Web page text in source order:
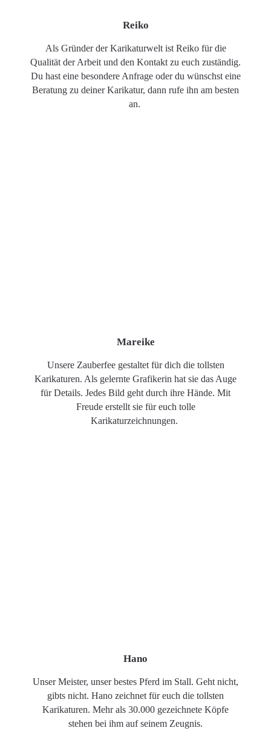
Reiko
Als Gründer der Karikaturwelt ist Reiko für die
Qualität der Arbeit und den Kontakt zu euch zuständig.
Du hast eine besondere Anfrage oder du wünschst eine
Beratung zu deiner Karikatur, dann rufe ihn am besten
an.
Mareike
Unsere Zauberfee gestaltet für dich die tollsten
Karikaturen. Als gelernte Grafikerin hat sie das Auge
für Details. Jedes Bild geht durch ihre Hände. Mit
Freude erstellt sie für euch tolle
Karikaturzeichnungen.
Hano
Unser Meister, unser bestes Pferd im Stall. Geht nicht,
gibts nicht. Hano zeichnet für euch die tollsten
Karikaturen. Mehr als 30.000 gezeichnete Köpfe
stehen bei ihm auf seinem Zeugnis.